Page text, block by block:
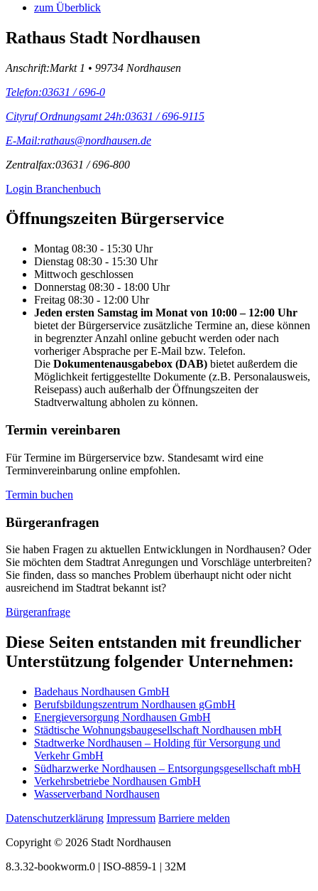
zum Überblick
Rathaus Stadt Nordhausen
Anschrift:Markt 1 • 99734 Nordhausen
Telefon:03631 / 696-0
Cityruf Ordnungsamt 24h:03631 / 696-9115
E-Mail:rathaus@nordhausen.de
Zentralfax:03631 / 696-800
Login Branchenbuch
Öffnungs­zeiten Bürgerservice
Montag 08:30 - 15:30 Uhr
Dienstag 08:30 - 15:30 Uhr
Mittwoch geschlossen
Donnerstag 08:30 - 18:00 Uhr
Freitag 08:30 - 12:00 Uhr
Jeden ersten Samstag im Monat von 10:00 – 12:00 Uhr
bietet der Bürgerservice zusätzliche Termine an, diese können
in begrenzter Anzahl online gebucht werden oder nach
vorheriger Absprache per E-Mail bzw. Telefon.
Die Dokumentenausgabebox (DAB) bietet außerdem die
Möglichkeit fertiggestellte Dokumente (z.B. Personalausweis,
Reisepass) auch außerhalb der Öffnungszeiten der
Stadtverwaltung abholen zu können.
Termin vereinbaren
Für Termine im Bürgerservice bzw. Standesamt wird eine
Terminvereinbarung online empfohlen.
Termin buchen
Bürger­anfragen
Sie haben Fragen zu aktuellen Entwicklungen in Nordhausen? Oder
Sie möchten dem Stadtrat Anregungen und Vorschläge unterbreiten?
Sie finden, dass so manches Problem überhaupt nicht oder nicht
ausreichend im Stadtrat bekannt ist?
Bürgeranfrage
Diese Seiten entstanden mit freundlicher
Unterstützung folgender Unternehmen:
Badehaus Nordhausen GmbH
Berufsbildungszentrum Nordhausen gGmbH
Energieversorgung Nordhausen GmbH
Städtische Wohnungsbaugesellschaft Nordhausen mbH
Stadtwerke Nordhausen – Holding für Versorgung und
Verkehr GmbH
Südharzwerke Nordhausen – Entsorgungsgesellschaft mbH
Verkehrsbetriebe Nordhausen GmbH
Wasserverband Nordhausen
Datenschutzerklärung Impressum Barriere melden
Copyright © 2026 Stadt Nordhausen
8.3.32-bookworm.0 | ISO-8859-1 | 32M